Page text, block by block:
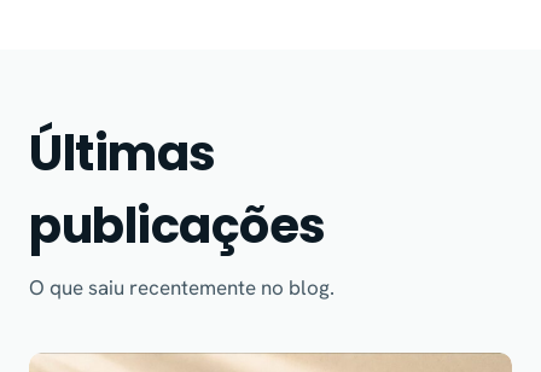
Últimas
publicações
O que saiu recentemente no blog.